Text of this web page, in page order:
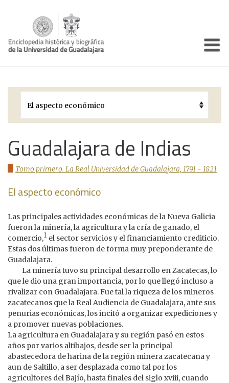
Períodos Históricos
Galería
Guadalajara de Indias
Tomo primero. La Real Universidad de Guadalajara, 1791 - 1821
El aspecto económico
Las principales actividades económicas de la Nueva Galicia
fueron la minería, la agricultura y la cría de ganado, el
comercio,1 el sector servicios y el financiamiento crediticio.
Estas dos últimas fueron de forma muy preponderante de
Guadalajara.
La minería tuvo su principal desarrollo en Zacatecas, lo
que le dio una gran importancia, por lo que llegó incluso a
rivalizar con Guadalajara. Fue tal la riqueza de los mineros
zacatecanos que la Real Audiencia de Guadalajara, ante sus
penurias económicas, los incitó a organizar expediciones y
a promover nuevas poblaciones.
La agricultura en Guadalajara y su región pasó en estos
años por varios altibajos, desde ser la principal
abastecedora de harina de la región minera zacatecana y
aun de Saltillo, a ser desplazada como tal por los
agricultores del Bajío, hasta finales del siglo xviii, cuando